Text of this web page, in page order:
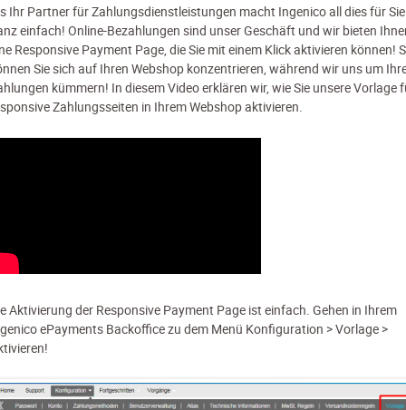
Ihr Partner für Zahlungsdienstleistungen macht Ingenico all dies für Sie
einfach! Online-Bezahlungen sind unser Geschäft und wir bieten
Responsive Payment Page, die Sie mit einem Klick aktivieren können!
Sie sich auf Ihren Webshop konzentrieren, während wir uns um
kümmern! In diesem Video erklären wir, wie Sie unsere Vorlage
Zahlungsseiten in Ihrem Webshop aktivieren.
Aktivierung der Responsive Payment Page ist einfach. Gehen in Ihrem
ePayments Backoffice zu dem Menü Konfiguration > Vorlage >